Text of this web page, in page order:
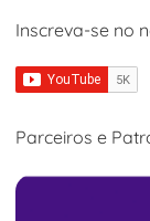
Inscreva-se no
Parceiros e